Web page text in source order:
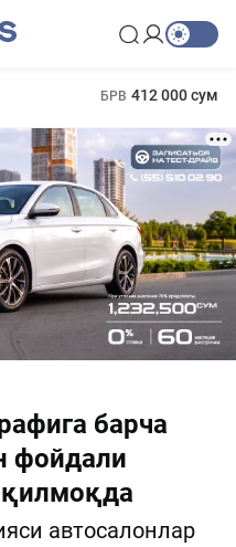
БРВ 412 000 сум
барча
фойдали
қилмоқда
автосалонлар